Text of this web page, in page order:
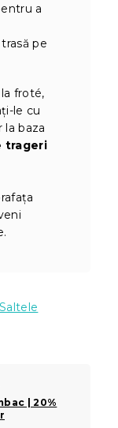
a
pe
froté,
le cu
la baza
trageri
Saltele
| 20%